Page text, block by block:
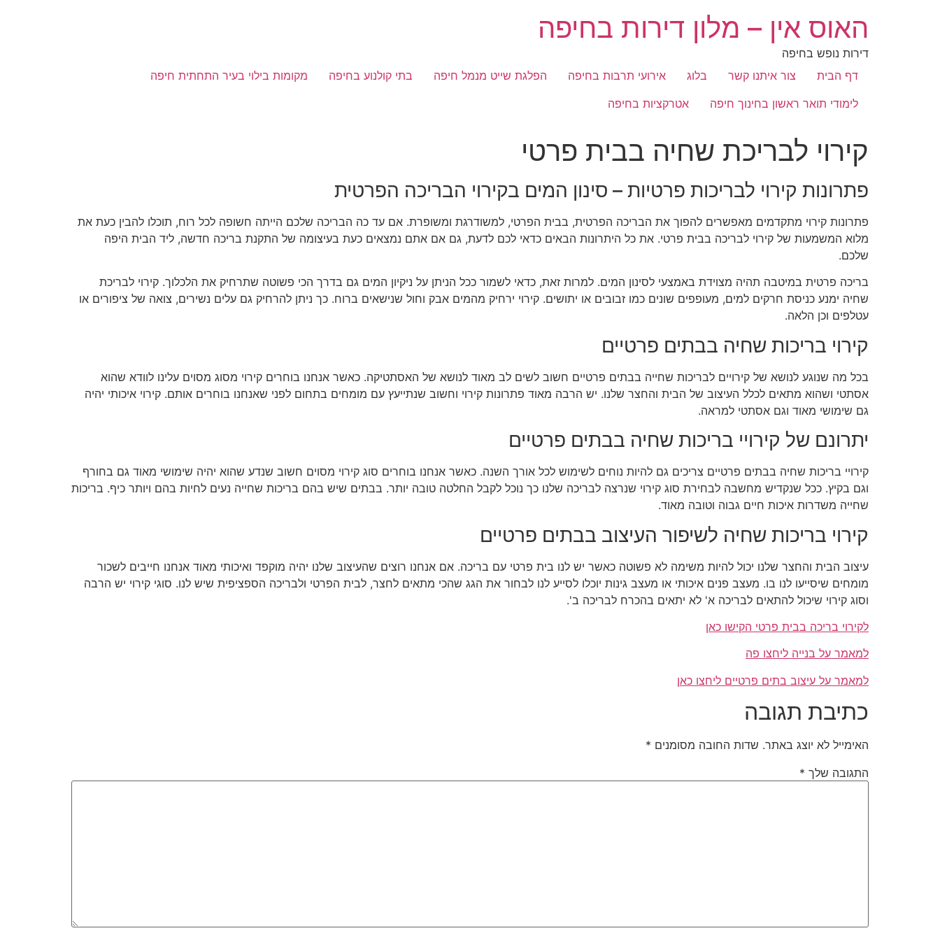
האוס אין – מלון דירות בחיפה
דירות נופש בחיפה
דף הבית
צור איתנו קשר בלוג אירועי תרבות בחיפה הפלגת שייט מנמל חיפה בתי קולנוע בחיפה
מקומות בילוי בעיר התחתית חיפה
לימודי תואר ראשון בחינוך חיפה
אטרקציות בחיפה
קירוי לבריכת שחיה בבית פרטי
פתרונות קירוי לבריכות פרטיות – סינון המים בקירוי הבריכה הפרטית
פתרונות קירוי מתקדמים מאפשרים להפוך את הבריכה הפרטית, בבית הפרטי, למשודרגת ומשופרת. אם עד כה הבריכה שלכם הייתה חשופה לכל רוח, תוכלו להבין כעת את
מלוא המשמעות של קירוי לבריכה בבית פרטי. את כל היתרונות הבאים כדאי לכם לדעת, גם אם אתם נמצאים כעת בעיצומה של התקנת בריכה חדשה, ליד הבית היפה
שלכם.
בריכה פרטית במיטבה תהיה מצוידת באמצעי לסינון המים. למרות זאת, כדאי לשמור ככל הניתן על ניקיון המים גם בדרך הכי פשוטה שתרחיק את הלכלוך. קירוי לבריכת
שחיה ימנע כניסת חרקים למים, מעופפים שונים כמו זבובים או יתושים. קירוי ירחיק מהמים אבק וחול שנישאים ברוח. כך ניתן להרחיק גם עלים נשירים, צואה של ציפורים או
עטלפים וכן הלאה.
קירוי בריכות שחיה בבתים פרטיים
בכל מה שנוגע לנושא של קירויים לבריכות שחייה בבתים פרטיים חשוב לשים לב מאוד לנושא של האסתטיקה. כאשר אנחנו בוחרים קירוי מסוג מסוים עלינו לוודא שהוא
אסתטי ושהוא מתאים לכלל העיצוב של הבית והחצר שלנו. יש הרבה מאוד פתרונות קירוי וחשוב שנתייעץ עם מומחים בתחום לפני שאנחנו בוחרים אותם. קירוי איכותי יהיה
גם שימושי מאוד וגם אסתטי למראה.
יתרונם של קירויי בריכות שחיה בבתים פרטיים
קירויי בריכות שחיה בבתים פרטיים צריכים גם להיות נוחים לשימוש לכל אורך השנה. כאשר אנחנו בוחרים סוג קירוי מסוים חשוב שנדע שהוא יהיה שימושי מאוד גם בחורף
וגם בקיץ. ככל שנקדיש מחשבה לבחירת סוג קירוי שנרצה לבריכה שלנו כך נוכל לקבל החלטה טובה יותר. בבתים שיש בהם בריכות שחייה נעים לחיות בהם ויותר כיף. בריכות
שחייה משדרות איכות חיים גבוה וטובה מאוד.
קירוי בריכות שחיה לשיפור העיצוב בבתים פרטיים
עיצוב הבית והחצר שלנו יכול להיות משימה לא פשוטה כאשר יש לנו בית פרטי עם בריכה. אם אנחנו רוצים שהעיצוב שלנו יהיה מוקפד ואיכותי מאוד אנחנו חייבים לשכור
מומחים שיסייעו לנו בו. מעצב פנים איכותי או מעצב גינות יוכלו לסייע לנו לבחור את הגג שהכי מתאים לחצר, לבית הפרטי ולבריכה הספציפית שיש לנו. סוגי קירוי יש הרבה
וסוג קירוי שיכול להתאים לבריכה א' לא יתאים בהכרח לבריכה ב'.
לקירוי בריכה בבית פרטי הקישו כאן
למאמר על בנייה ליחצו פה
למאמר על עיצוב בתים פרטיים ליחצו כאן
כתיבת תגובה
האימייל לא יוצג באתר. שדות החובה מסומנים *
התגובה שלך *